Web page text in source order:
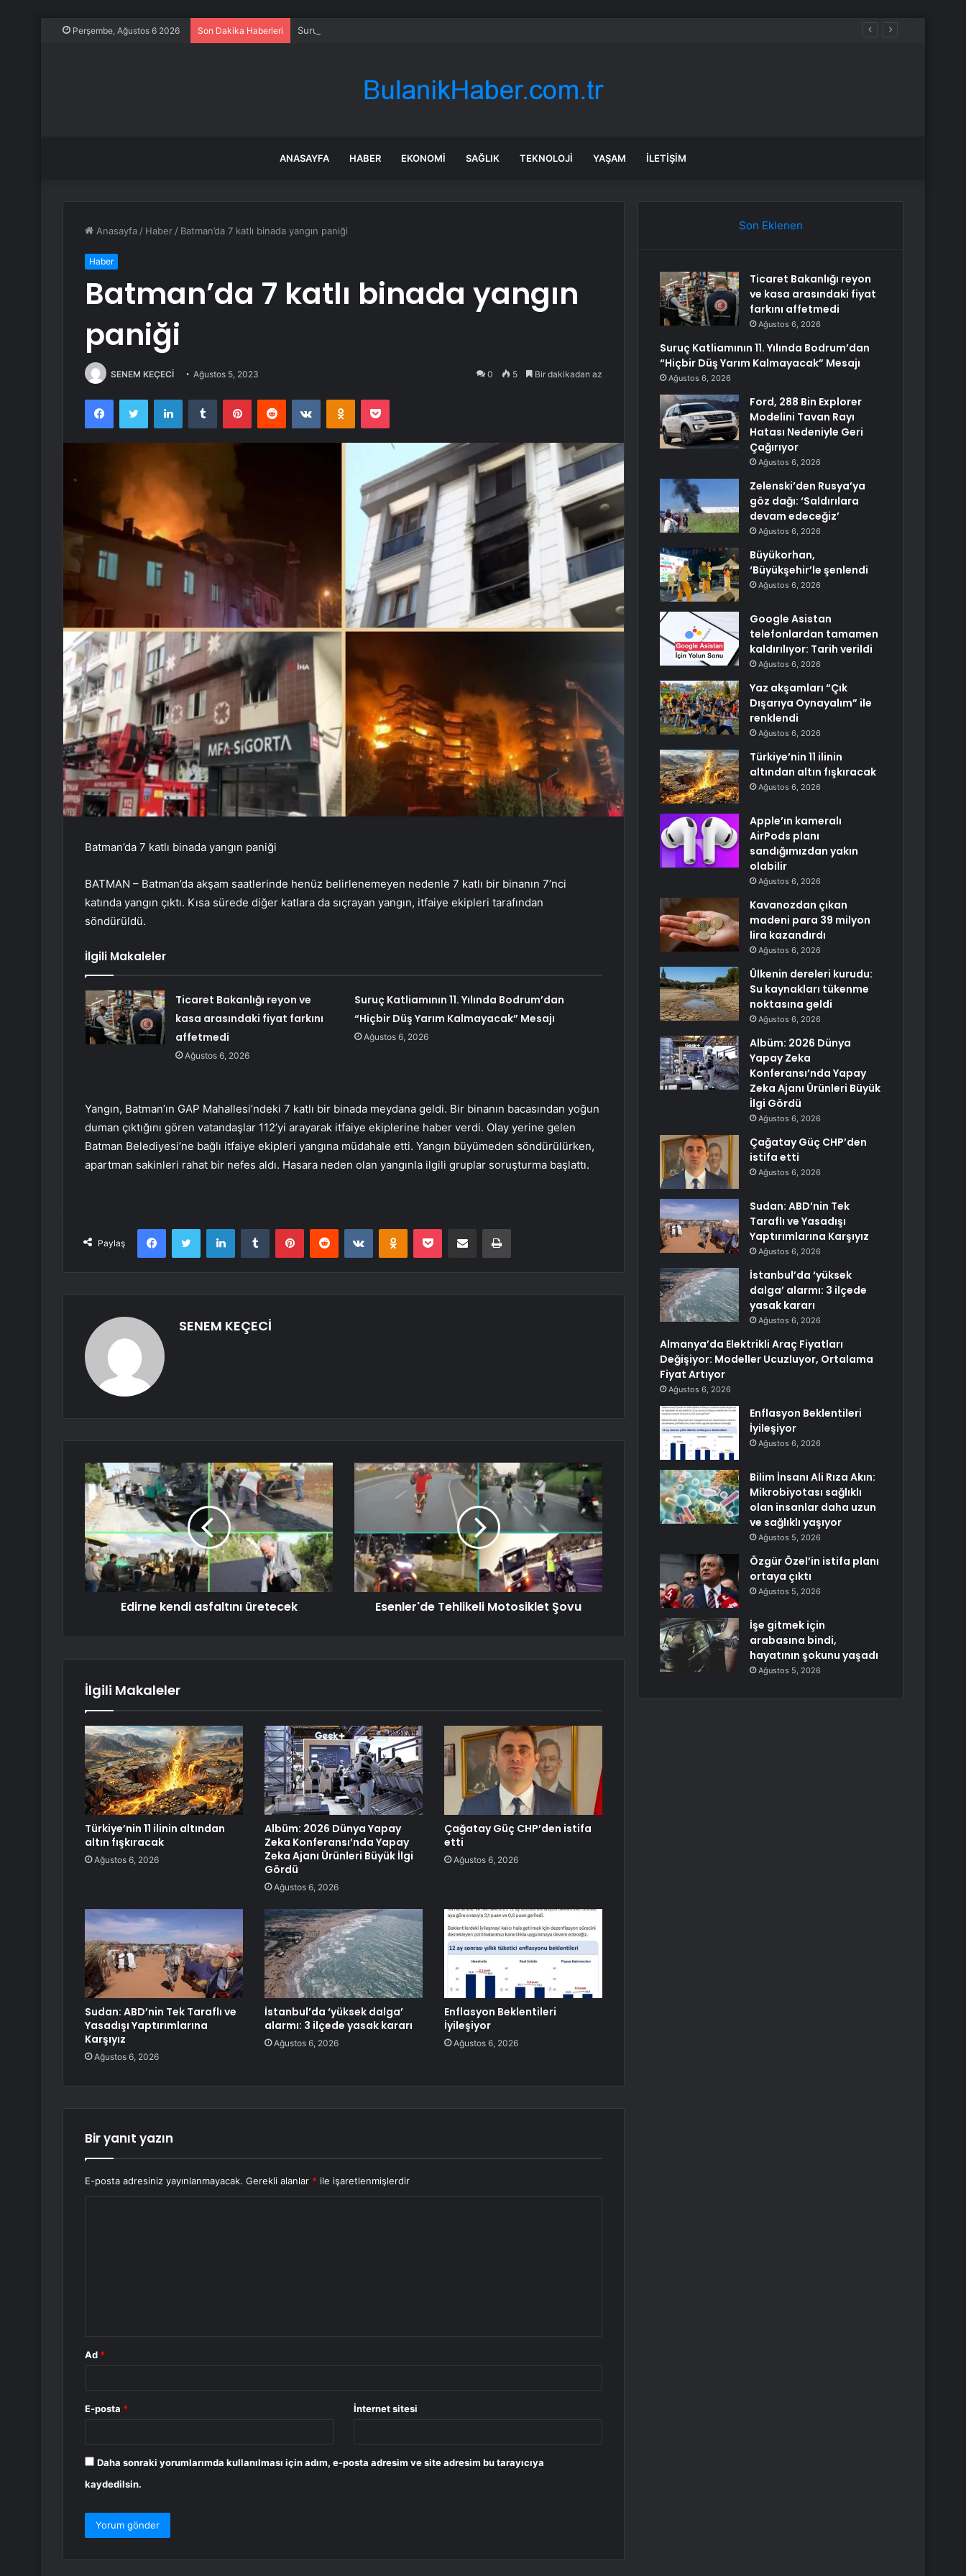
Perşembe, Ağustos 6 2026 Son Dakika Haberleri Suruç Katliamının 11. Yılında Bodrum’dan “Hiçbir Düş Yarım Kalmayacak” Mesajı
ANASAYFA HABER EKONOMI SAĞLIK TEKNOLOJI YAŞAM İLETIŞIM
Anasayfa / Haber / Batman’da 7 katlı binada yangın paniği
Haber
Batman’da 7 katlı binada yangın
paniği
SENEM KEÇECİ Ağustos 5, 2023 0 5 Bir dakikadan az
FacebookTwitter LinkedInTumblr PinterestReddit VKontakteOdnoklassniki
Pocket
Batman’da 7 katlı binada yangın paniği
BATMAN – Batman’da akşam saatlerinde henüz belirlenemeyen nedenle 7 katlı bir binanın 7’nci
katında yangın çıktı. Kısa sürede diğer katlara da sıçrayan yangın, itfaiye ekipleri tarafından
söndürüldü.
İlgili Makaleler
Ticaret Bakanlığı reyon ve
kasa arasındaki fiyat farkını
affetmedi
Ağustos 6, 2026
Suruç Katliamının 11. Yılında Bodrum’dan
“Hiçbir Düş Yarım Kalmayacak” Mesajı
Ağustos 6, 2026
Yangın, Batman’ın GAP Mahallesi’ndeki 7 katlı bir binada meydana geldi. Bir binanın bacasından yoğun
duman çıktığını gören vatandaşlar 112’yi arayarak itfaiye ekiplerine haber verdi. Olay yerine gelen
Batman Belediyesi’ne bağlı itfaiye ekipleri yangına müdahale etti. Yangın büyümeden söndürülürken,
apartman sakinleri rahat bir nefes aldı. Hasara neden olan yangınla ilgili gruplar soruşturma başlattı.
Paylaş
FacebookTwitter LinkedInTumblr PinterestReddit VKontakteOdnoklassniki
Pocket E-Posta ile paylaş Yazdır
SENEM KEÇECİ
Edirne kendi asfaltını üretecek Esenler'de Tehlikeli Motosiklet Şovu
İlgili Makaleler
Türkiye’nin 11 ilinin altından
altın fışkıracak
Ağustos 6, 2026
Albüm: 2026 Dünya Yapay
Zeka Konferansı’nda Yapay
Zeka Ajanı Ürünleri Büyük İlgi
Gördü
Ağustos 6, 2026
Çağatay Güç CHP’den istifa
etti
Ağustos 6, 2026
Sudan: ABD’nin Tek Taraflı ve
Yasadışı Yaptırımlarına
Karşıyız
Ağustos 6, 2026
İstanbul’da ‘yüksek dalga’
alarmı: 3 ilçede yasak kararı
Ağustos 6, 2026
Enflasyon Beklentileri
İyileşiyor
Ağustos 6, 2026
Bir yanıt yazın
E-posta adresiniz yayınlanmayacak. Gerekli alanlar * ile işaretlenmişlerdir
Ad *
E-posta * İnternet sitesi
Daha sonraki yorumlarımda kullanılması için adım, e-posta adresim ve site adresim bu tarayıcıya
kaydedilsin.
Son Eklenen
Ticaret Bakanlığı reyon
ve kasa arasındaki fiyat
farkını affetmedi
Ağustos 6, 2026
Suruç Katliamının 11. Yılında Bodrum’dan
“Hiçbir Düş Yarım Kalmayacak” Mesajı
Ağustos 6, 2026
Ford, 288 Bin Explorer
Modelini Tavan Rayı
Hatası Nedeniyle Geri
Çağırıyor
Ağustos 6, 2026
Zelenski’den Rusya’ya
göz dağı: ‘Saldırılara
devam edeceğiz’
Ağustos 6, 2026
Büyükorhan,
‘Büyükşehir’le şenlendi
Ağustos 6, 2026
Google Asistan
telefonlardan tamamen
kaldırılıyor: Tarih verildi
Ağustos 6, 2026
Yaz akşamları “Çık
Dışarıya Oynayalım” ile
renklendi
Ağustos 6, 2026
Türkiye’nin 11 ilinin
altından altın fışkıracak
Ağustos 6, 2026
Apple’ın kameralı
AirPods planı
sandığımızdan yakın
olabilir
Ağustos 6, 2026
Kavanozdan çıkan
madeni para 39 milyon
lira kazandırdı
Ağustos 6, 2026
Ülkenin dereleri kurudu:
Su kaynakları tükenme
noktasına geldi
Ağustos 6, 2026
Albüm: 2026 Dünya
Yapay Zeka
Konferansı’nda Yapay
Zeka Ajanı Ürünleri Büyük
İlgi Gördü
Ağustos 6, 2026
Çağatay Güç CHP’den
istifa etti
Ağustos 6, 2026
Sudan: ABD’nin Tek
Taraflı ve Yasadışı
Yaptırımlarına Karşıyız
Ağustos 6, 2026
İstanbul’da ‘yüksek
dalga’ alarmı: 3 ilçede
yasak kararı
Ağustos 6, 2026
Almanya’da Elektrikli Araç Fiyatları
Değişiyor: Modeller Ucuzluyor, Ortalama
Fiyat Artıyor
Ağustos 6, 2026
Enflasyon Beklentileri
İyileşiyor
Ağustos 6, 2026
Bilim İnsanı Ali Rıza Akın:
Mikrobiyotası sağlıklı
olan insanlar daha uzun
ve sağlıklı yaşıyor
Ağustos 5, 2026
Özgür Özel’in istifa planı
ortaya çıktı
Ağustos 5, 2026
İşe gitmek için
arabasına bindi,
hayatının şokunu yaşadı
Ağustos 5, 2026